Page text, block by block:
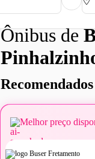
Ônibus de
Melhor preço